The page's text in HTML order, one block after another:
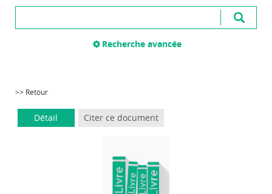
Recherche avancée
>> Retour
Détail Citer ce document